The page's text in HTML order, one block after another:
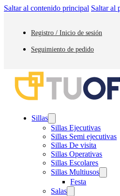
Saltar al contenido principal Saltar al
Registro / Inicio de sesión
Seguimiento de pedido
Sillas
Sillas Ejecutivas
Sillas Semi ejecutivas
Sillas De visita
Sillas Operativas
Sillas Escolares
Sillas Multiusos
Festa
Salas